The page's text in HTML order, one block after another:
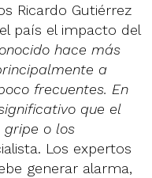
Ricardo Gutiérrez
país el impacto del
hace más
a
frecuentes. En
que el
gripe o los
Los expertos
generar alarma,